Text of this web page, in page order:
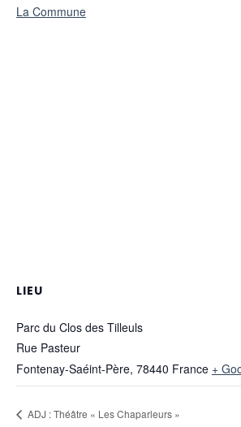
La Commune
LIEU
Parc du Clos des Tilleuls
Rue Pasteur
Fontenay-Saéint-Père, 78440 France +
ADJ : Théâtre « Les Chaparleurs »